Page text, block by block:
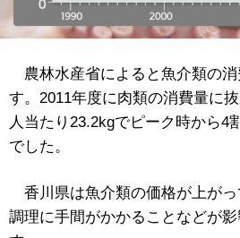
農林水産省によると魚介類の消
す。2011年度に肉類の消費量に
人当たり23.2kgでピーク時から4
でした。
香川県は魚介類の価格が上が
調理に手間がかかることなどが